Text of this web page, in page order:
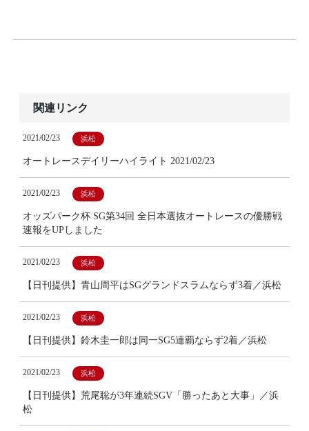
関連リンク
2021/02/23 浜松
オートレースデイリーハイライト 2021/02/23
2021/02/23 浜松
オッズパーク杯 SG第34回 全日本選抜オートレースの優勝戦
速報をUPしました
2021/02/23 浜松
【日刊提供】青山周平はSGグランドスラムならず3着／浜松
2021/02/23 浜松
【日刊提供】鈴木圭一郎は同一SG5連覇ならず2着／浜松
2021/02/23 浜松
【日刊提供】荒尾聡が3年連続SGV「勝ったあと大事」／浜
松